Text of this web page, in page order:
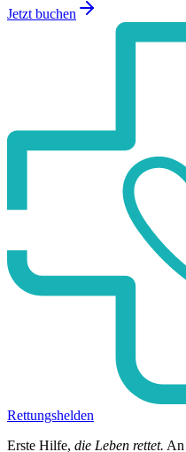
Jetzt buchen
Rettungshelden
Erste Hilfe, die Leben rettet.